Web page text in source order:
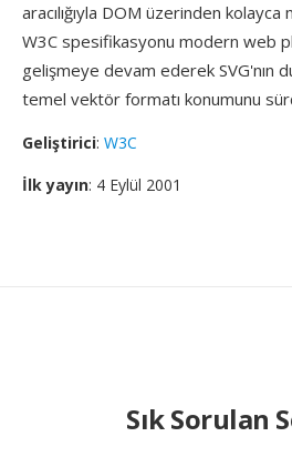
aracılığıyla DOM üzerinden
W3C spesifikasyonu modern web
gelişmeye devam ederek SVG'nın
temel vektör formatı konumunu
Geliştirici: W3C
İlk yayın: 4 Eylül 2001
Sık Sorulan